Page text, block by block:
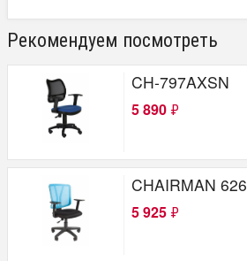
Рекомендуем посмотреть
CH-797AXSN
5 890 ₽
CHAIRMAN 626
5 925 ₽